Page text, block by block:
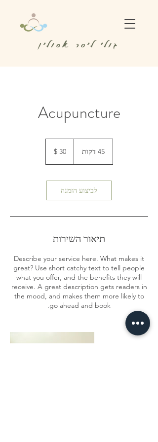
גולי ליסר אסולין
Acupuncture
45 דקות
ק
ו
ת
אמריקאי
‏30 ‏$
לביצוע הזמנה
תיאור השירות
Describe your service here. What makes it
great? Use short catchy text to tell people
what you offer, and the benefits they will
receive. A great description gets readers in
the mood, and makes them more likely to
go ahead and book.